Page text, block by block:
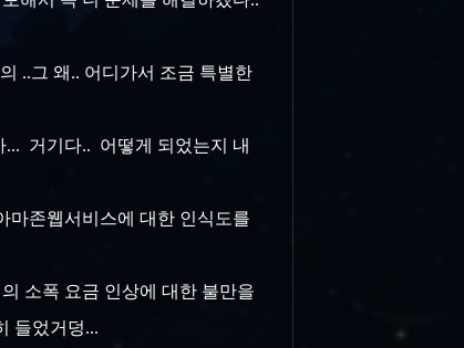
..그 왜.. 어디가서 조금 특별한
거기다.. 어떻게 되었는지 내
존웹서비스에 대한 인식도를
소폭 요금 인상에 대한 불만을
들었거덩...